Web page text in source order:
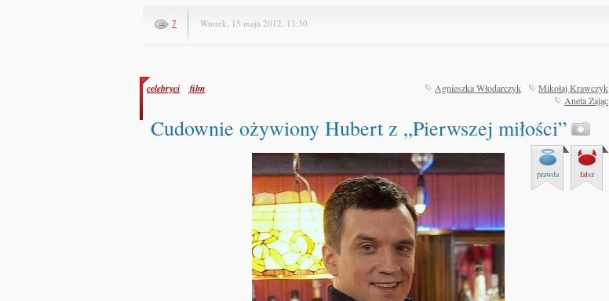
7 Wtorek, 15 maja 2012, 13:30
celebryci film Agnieszka Włodarczyk
Mikołaj Krawczyk
Aneta Zając
Cudownie ożywiony Hubert z „Pierwszej miłości”
prawda fałsz